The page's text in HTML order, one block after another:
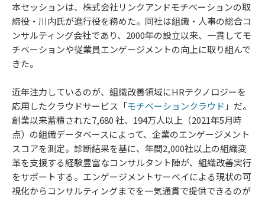
本セッションは、株式会社リンクアンドモチベーションの取
締役・川内氏が進行役を務めた。同社は組織・人事の総合コ
ンサルティング会社であり、2000年の設立以来、一貫してモ
チベーションや従業員エンゲージメントの向上に取り組んで
きた。
近年注力しているのが、組織改善領域にHRテクノロジーを
応用したクラウドサービス「モチベーションクラウド 」だ。
創業以来蓄積された7,680 社、194万人以上（2021年5月時
点）の組織データベースによって、企業のエンゲージメント
スコアを測定。診断結果を基に、年間2,000社以上の組織変
革を支援する経験豊富なコンサルタント陣が、組織改善実行
をサポートする。エンゲージメントサーベイによる現状の可
視化からコンサルティングまでを一気通貫で提供できるのが